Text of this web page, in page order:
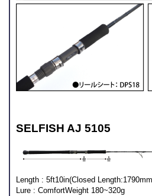
SELFISH AJ 5105
Length : 5ft10in(Closed
Lure : ComfortWeight 180~320g